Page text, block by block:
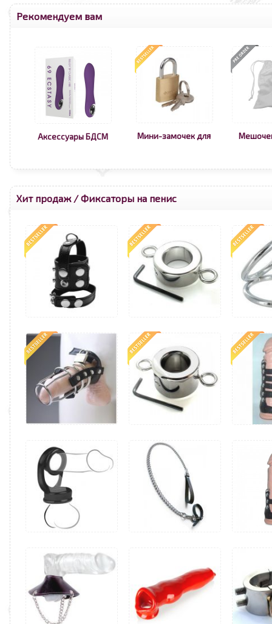
Рекомендуем вам
Аксессуары БДСМ Мини-замочек для
Хит продаж/Фиксаторы на пенис